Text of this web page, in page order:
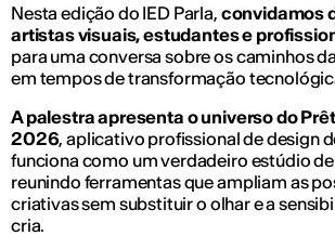
Nesta edição do IED Parla, convidamos
artistas visuais, estudantes e
para uma conversa sobre os caminhos
em tempos de transformação
A palestra apresenta o universo do
2026, aplicativo profissional de design
funciona como um verdadeiro estúdio
reunindo ferramentas que ampliam as
criativas sem substituir o olhar e a
cria.